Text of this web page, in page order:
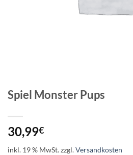
Spiel Monster Pups
30,99€
inkl. 19 % MwSt.zzgl.Versandkosten